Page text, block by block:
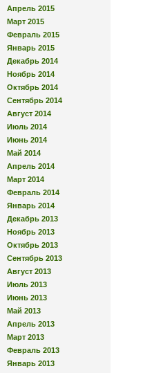
Апрель 2015
Март 2015
Февраль 2015
Январь 2015
Декабрь 2014
Ноябрь 2014
Октябрь 2014
Сентябрь 2014
Август 2014
Июль 2014
Июнь 2014
Май 2014
Апрель 2014
Март 2014
Февраль 2014
Январь 2014
Декабрь 2013
Ноябрь 2013
Октябрь 2013
Сентябрь 2013
Август 2013
Июль 2013
Июнь 2013
Май 2013
Апрель 2013
Март 2013
Февраль 2013
Январь 2013